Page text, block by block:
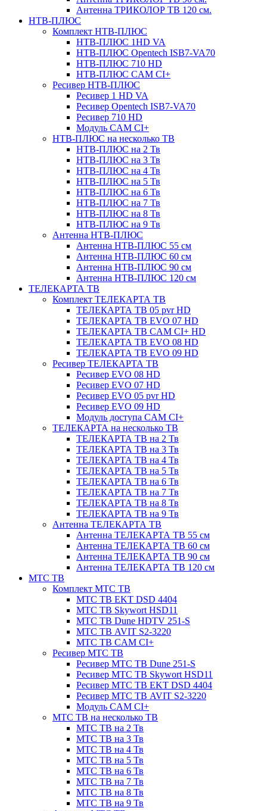
Антенна ТРИКОЛОР ТВ 120 см.
НТВ-ПЛЮС
Комплект НТВ-ПЛЮС
НТВ-ПЛЮС 1HD VA
НТВ-ПЛЮС Opentech ISB7-VA70
НТВ-ПЛЮС 710 HD
НТВ-ПЛЮС CAM CI+
Ресивер НТВ-ПЛЮС
Ресивер 1 HD VA
Ресивер Opentech ISB7-VA70
Ресивер 710 HD
Модуль CAM CI+
НТВ-ПЛЮС на несколько ТВ
НТВ-ПЛЮС на 2 Тв
НТВ-ПЛЮС на 3 Тв
НТВ-ПЛЮС на 4 Тв
НТВ-ПЛЮС на 5 Тв
НТВ-ПЛЮС на 6 Тв
НТВ-ПЛЮС на 7 Тв
НТВ-ПЛЮС на 8 Тв
НТВ-ПЛЮС на 9 Тв
Антенна НТВ-ПЛЮС
Антенна НТВ-ПЛЮС 55 см
Антенна НТВ-ПЛЮС 60 см
Антенна НТВ-ПЛЮС 90 см
Антенна НТВ-ПЛЮС 120 см
ТЕЛЕКАРТА ТВ
Комплект ТЕЛЕКАРТА ТВ
ТЕЛЕКАРТА ТВ 05 pvr HD
ТЕЛЕКАРТА ТВ EVO 07 HD
ТЕЛЕКАРТА ТВ CAM CI+ HD
ТЕЛЕКАРТА ТВ EVO 08 HD
ТЕЛЕКАРТА ТВ EVO 09 HD
Ресивер ТЕЛЕКАРТА ТВ
Ресивер EVO 08 HD
Ресивер EVO 07 HD
Ресивер EVO 05 pvr HD
Ресивер EVO 09 HD
Модуль доступа CAM CI+
ТЕЛЕКАРТА на несколько ТВ
ТЕЛЕКАРТА ТВ на 2 Тв
ТЕЛЕКАРТА ТВ на 3 Тв
ТЕЛЕКАРТА ТВ на 4 Тв
ТЕЛЕКАРТА ТВ на 5 Тв
ТЕЛЕКАРТА ТВ на 6 Тв
ТЕЛЕКАРТА ТВ на 7 Тв
ТЕЛЕКАРТА ТВ на 8 Тв
ТЕЛЕКАРТА ТВ на 9 Тв
Антенна ТЕЛЕКАРТА ТВ
Антенна ТЕЛЕКАРТА ТВ 55 см
Антенна ТЕЛЕКАРТА ТВ 60 см
Антенна ТЕЛЕКАРТА ТВ 90 см
Антенна ТЕЛЕКАРТА ТВ 120 см
МТС ТВ
Комплект МТС ТВ
МТС ТВ EKT DSD 4404
МТС ТВ Skywort HSD11
МТС ТВ Dune HDTV 251-S
МТС ТВ AVIT S2-3220
МТС ТВ CAM CI+
Ресивер МТС ТВ
Ресивер МТС ТВ Dune 251-S
Ресивер МТС ТВ Skywort HSD11
Ресивер МТС ТВ EKT DSD 4404
Ресивер МТС ТВ AVIT S2-3220
Модуль CAM CI+
МТС ТВ на несколько ТВ
МТС ТВ на 2 Тв
МТС ТВ на 3 Тв
МТС ТВ на 4 Тв
МТС ТВ на 5 Тв
МТС ТВ на 6 Тв
МТС ТВ на 7 Тв
МТС ТВ на 8 Тв
МТС ТВ на 9 Тв